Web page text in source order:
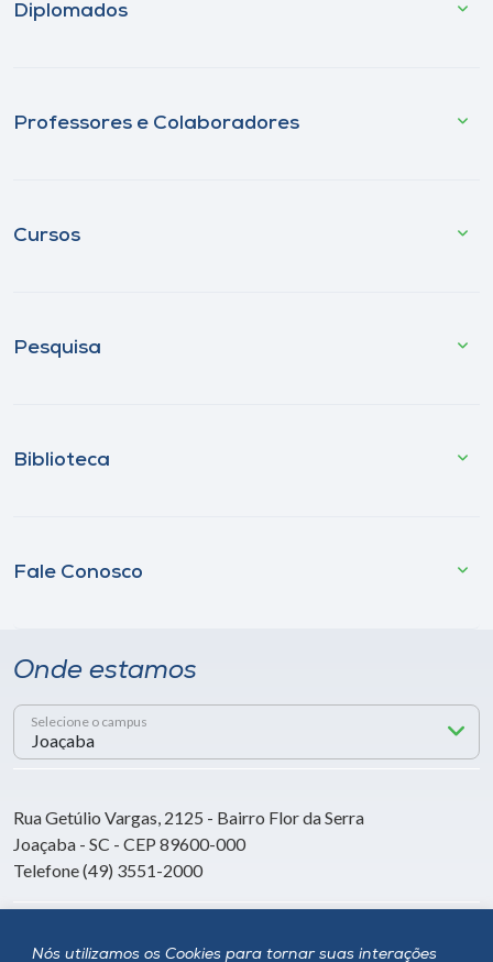
Nós utilizamos os Cookies para tornar suas interações
Diplomados
Professores e Colaboradores
Cursos
Pesquisa
Biblioteca
Fale Conosco
Onde estamos
Selecione o campus
Rua Getúlio Vargas, 2125 - Bairro Flor da Serra
Joaçaba - SC - CEP 89600-000
Telefone (49) 3551-2000
Siga a Unoesc